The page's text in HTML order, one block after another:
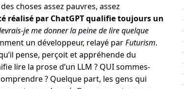
choses assez pauvres, assez
réalisé par ChatGPT qualifie toujours un
je me donner la peine de lire quelque
un développeur, relayé parFuturism.
pense, perçoit et appréhende du
lire la prose d’un LLM ? QUI sommes-
? Quelque part, les gens qui